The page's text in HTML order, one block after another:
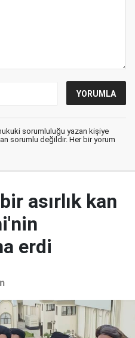
sorumluluğu yazan kişiye
sorumlu değildir. Her bir yorum
asırlık kan
erdi